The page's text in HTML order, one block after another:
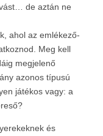
de aztán ne
ahol az emlékező-
Meg kell
megjelenő
azonos típusú
játékos vagy: a
és